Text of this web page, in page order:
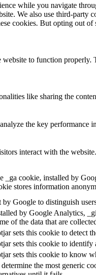
while you navigate
We also use third-party
cookies. But opting out
to function
like sharing the
the key
interact with the
_ga cookie, installed by
stores information
by Google to distinguish
by Google Analytics,
of the data that are
sets this cookie to detect
sets this cookie to identify
sets this cookie to know
the most generic